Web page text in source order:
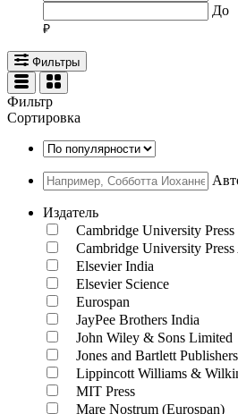
До
Фильтры
Фильтр
Сортировка
Издатель
Cambridge University Press
Cambridge University Press
Elsevier India
Elsevier Science
Eurospan
JayPee Brothers India
John Wiley & Sons Limited
Jones and Bartlett Publishers
Lippincott Williams &
MIT Press
Mare Nostrum (Eurospan)